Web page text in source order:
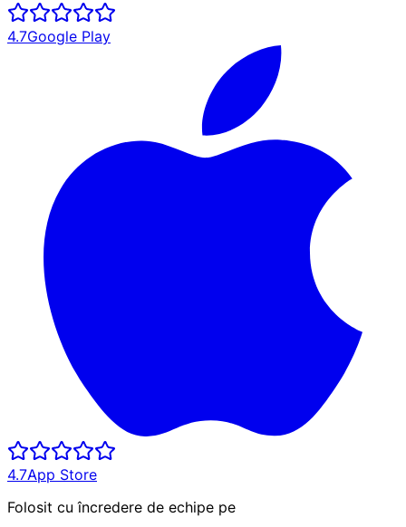
4.7Google Play
4.7App Store
Folosit cu încredere de echipe pe